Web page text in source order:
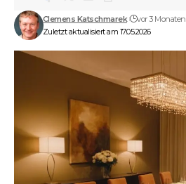
Zuletzt aktualisiert am 17.05.2026
Clemens Katschmarek vor 3 Monaten